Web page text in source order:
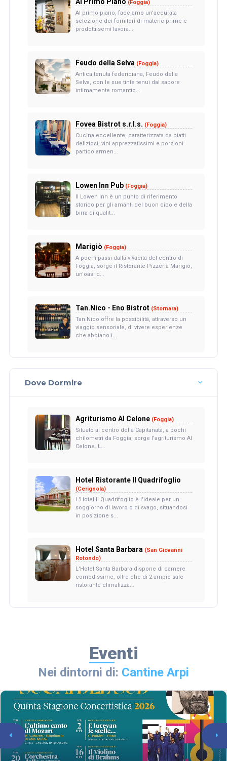
(Foggia)
Al primo piano, facciamo un'accurata
selezione dei fornitori di materie prime e
prodotti semi lavora...
Feudo della Selva (Foggia)
Antica tenuta federiciana, Feudo della
Selva, con le sue tinte tenui dal sapore
intimamente romantic...
Fovea Bistrot s.r.l.s. (Foggia)
Cucina eccellente, caratterizzata da piatti
deliziosi, vini apprezzatissimi e porzioni
particolarmen...
Lowen Inn Pub (Foggia)
Il Lowen Inn è un punto di riferimento
storico per gli amanti del buon cibo e della
birra di qualit...
Marigiò (Foggia)
A pochi passi dalla vivacità del centro di
Foggia, sorge il Ristorante-Pizzeria Marigiò,
un'oasi d...
Tan.Nico - Eno Bistrot (Stornara)
Tan.Nico offre la possibilità, attraverso un
viaggio sensoriale, di vivere esperienze
che abbiano i...
Dove Dormire
Agriturismo Al Celone (Foggia)
Situato al centro della Capitanata, a pochi
chilometri da Foggia, sorge l’agriturismo Al
Celone. L...
Hotel Ristorante Il Quadrifoglio
(Cerignola)
L'Hotel Il Quadrifoglio è l'ideale per un
soggiorno di lavoro o di svago, situandosi
in posizione s...
Hotel Santa Barbara (San Giovanni
Rotondo)
L'Hotel Santa Barbara dispone di camere
comodissime, oltre che di 2 ampie sale
ristorante climatizza...
Eventi
Nei dintorni di: Cantine Arpi